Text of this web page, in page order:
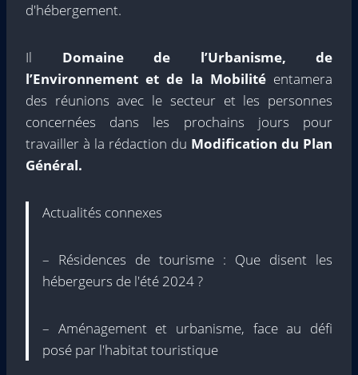
d'hébergement.
Il Domaine de l’Urbanisme, de
l’Environnement et de la Mobilitéentamera
des réunions avec le secteur et les personnes
concernées dans les prochains jours pour
travailler à la rédaction du Modification du Plan
Général.
Actualités connexes
– Résidences de tourisme : Que disent les
hébergeurs de l'été 2024 ?
– Aménagement et urbanisme, face au défi
posé par l'habitat touristique